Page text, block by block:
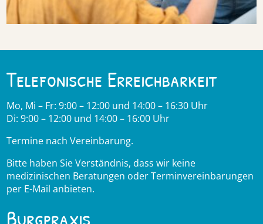
Telefonische Erreichbarkeit
Mo, Mi – Fr: 9:00 – 12:00 und 14:00 – 16:30 Uhr
Di: 9:00 – 12:00 und 14:00 – 16:00 Uhr
Termine nach Vereinbarung.
Bitte haben Sie Verständnis, dass wir keine
medizinischen Beratungen oder Terminvereinbarungen
per E-Mail anbieten.
Burgpraxis